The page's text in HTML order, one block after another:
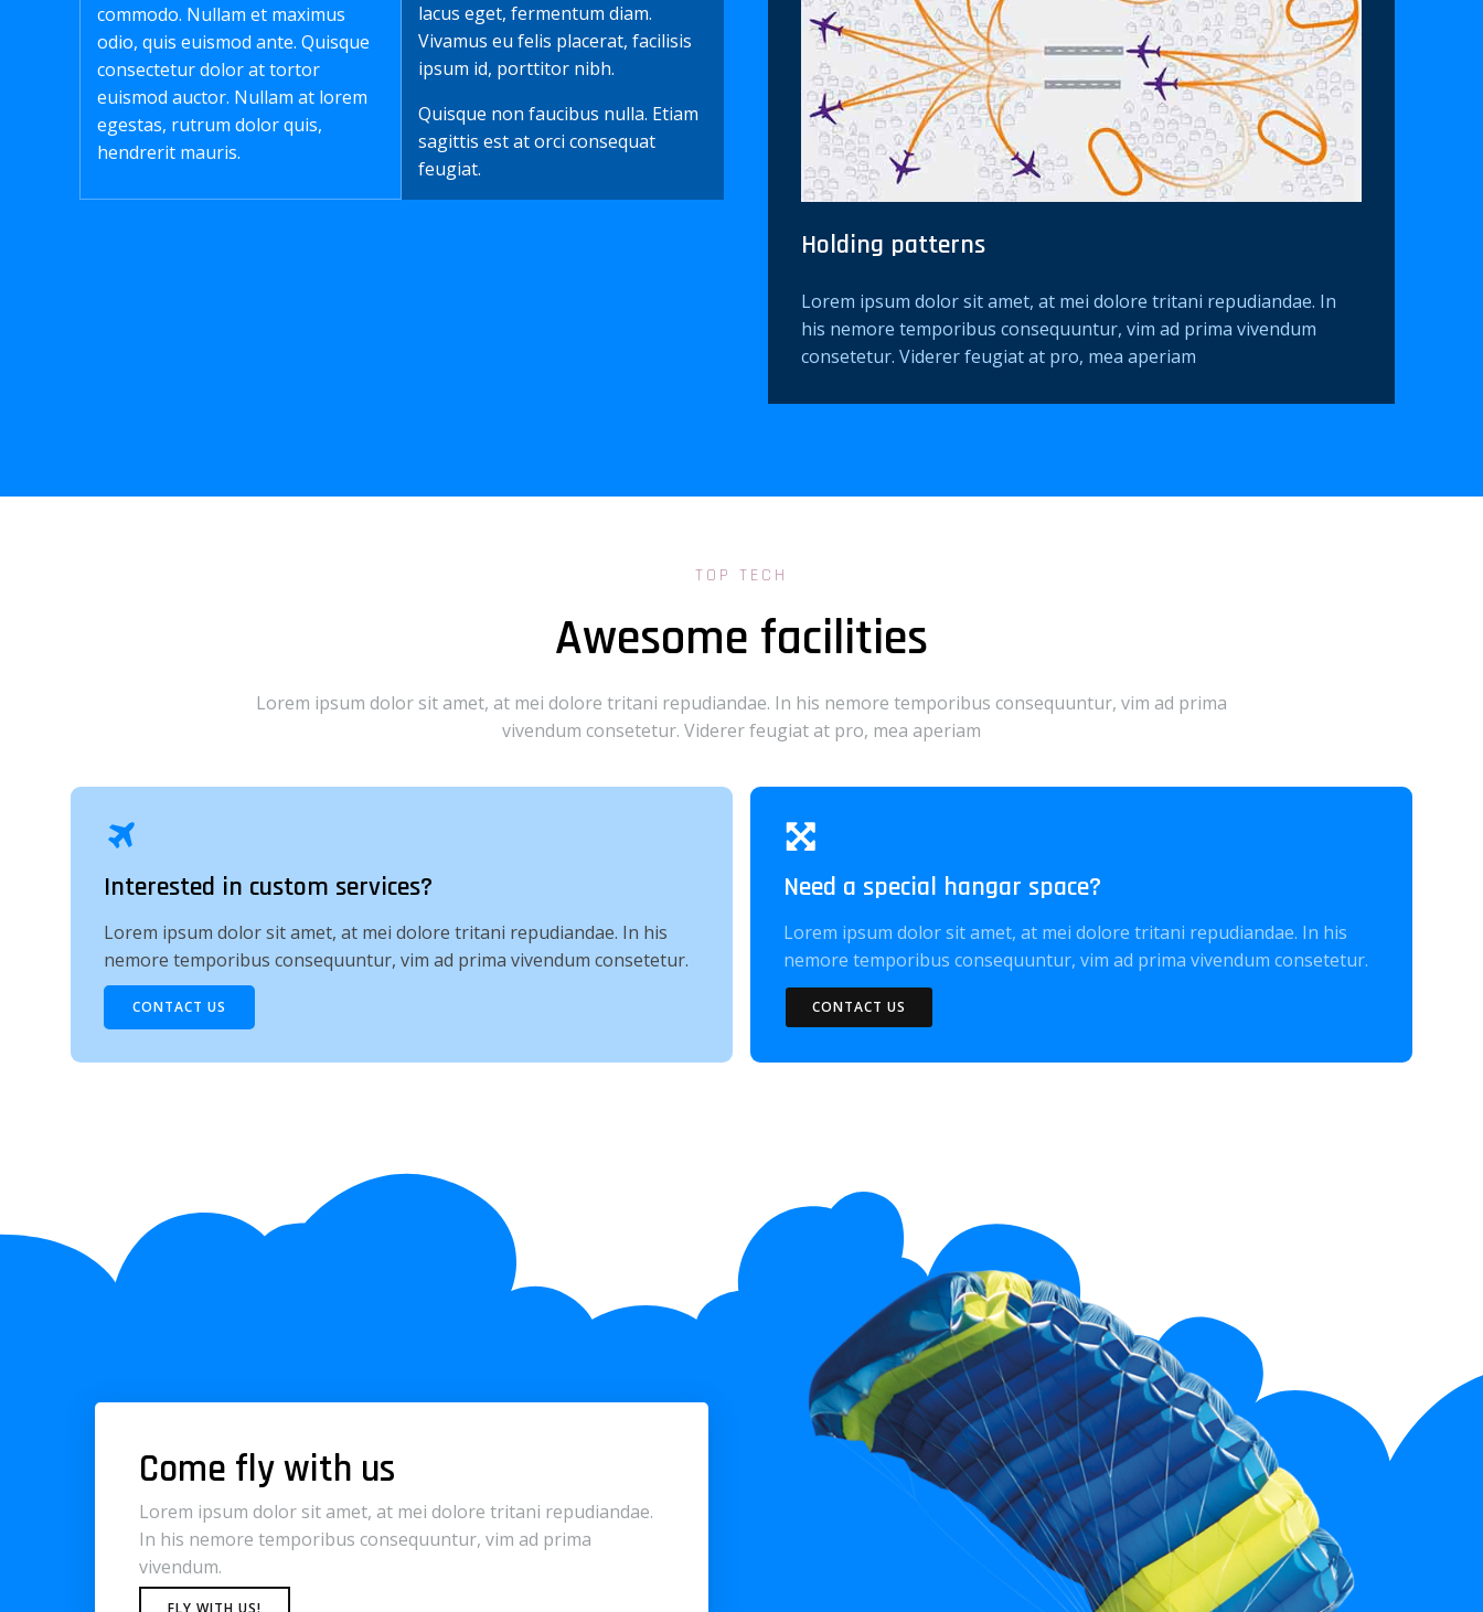
commodo. Nullam et maximus
odio, quis euismod ante. Quisque
consectetur dolor at tortor
euismod auctor. Nullam at lorem
egestas, rutrum dolor quis,
hendrerit mauris.
lacus eget, fermentum diam.
Vivamus eu felis placerat, facilisis
ipsum id, porttitor nibh.
Quisque non faucibus nulla. Etiam
sagittis est at orci consequat
feugiat.
Holding patterns
Lorem ipsum dolor sit amet, at mei dolore tritani repudiandae. In
his nemore temporibus consequuntur, vim ad prima vivendum
consetetur. Viderer feugiat at pro, mea aperiam
TOP TECH
Awesome facilities
Lorem ipsum dolor sit amet, at mei dolore tritani repudiandae. In his nemore temporibus consequuntur, vim ad prima
vivendum consetetur. Viderer feugiat at pro, mea aperiam
Interested in custom services?
Lorem ipsum dolor sit amet, at mei dolore tritani repudiandae. In his
nemore temporibus consequuntur, vim ad prima vivendum consetetur.
CONTACT US
Need a special hangar space?
Lorem ipsum dolor sit amet, at mei dolore tritani repudiandae. In his
nemore temporibus consequuntur, vim ad prima vivendum consetetur.
CONTACT US
Come fly with us
Lorem ipsum dolor sit amet, at mei dolore tritani repudiandae.
In his nemore temporibus consequuntur, vim ad prima
vivendum.
FLY WITH US!